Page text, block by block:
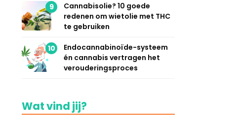
9
Cannabisolie? 10 goede
redenen om wietolie met THC
te gebruiken
10
Endocannabinoïde-systeem
én cannabis vertragen het
verouderingsproces
Wat vind jij?